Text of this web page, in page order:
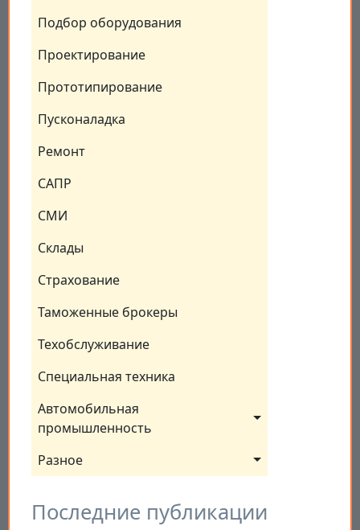
Подбор оборудования
Проектирование
Прототипирование
Пусконаладка
Ремонт
САПР
СМИ
Склады
Страхование
Таможенные брокеры
Техобслуживание
Специальная техника
Автомобильная
промышленность
Разное
Последние публикации